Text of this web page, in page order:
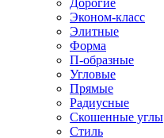
Дорогие
Эконом-класс
Элитные
Форма
П-образные
Угловые
Прямые
Радиусные
Скошенные углы
Стиль